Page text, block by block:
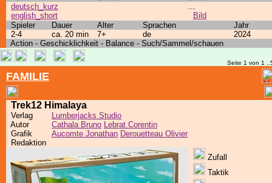
deutsch_kurz
english_short
...
Bild
Spieler
Dauer Alter Sprachen
Jahr
2-4
ca. 20 min 7+ de
2024
Action - Geschicklichkeit - Balance - Such/Sammel/schauen
Seite 1 von 1
FAMILIE
Trek12 Himalaya
Verlag
Lumberjacks Studio
Autor
Cathala Bruno Lebrat Corentin
Grafik
Aucomte Jonathan Derouetteau Olivier
Redaktion
Zufall
Taktik